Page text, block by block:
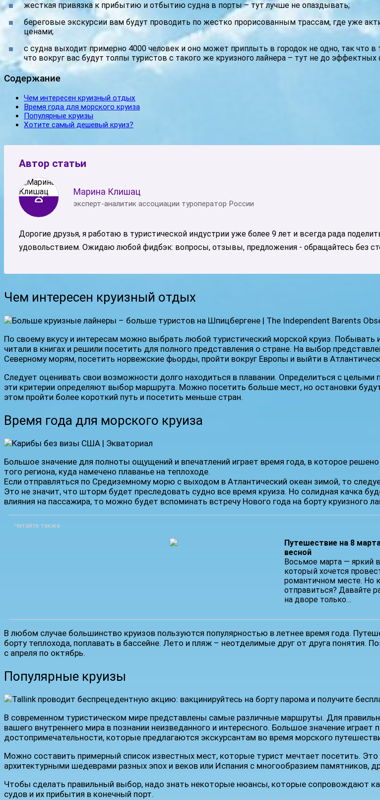
жесткая привязка к прибытию и отбытию судна в порты – тут лучше не опаздывать;
береговые экскурсии вам будут проводить по жестко прорисованным трассам, где уже
ценами;
с судна выходит примерно 4000 человек и оно может приплыть в городок не одно, так что
что вокруг вас будут толпы туристов с такого же круизного лайнера – тут не до эффектных
Содержание
Чем интересен круизный отдых
Время года для морского круиза
Популярные круизы
Хотите самый дешевый круиз?
Автор статьи
Марина Клишац
эксперт-аналитик ассоциации туроператор России
Дорогие друзья, я работаю в туристической индустрии уже более 9 лет и всегда рада
удовольствием. Ожидаю любой фидбэк: вопросы, отзывы, предложения - обращайтесь без
Чем интересен круизный отдых
По своему вкусу и интересам можно выбрать любой туристический морской круиз.
читали в книгах и решили посетить для полного представления о стране. На выбор
Северному морям, посетить норвежские фьорды, пройти вокруг Европы и выйти в
Следует оценивать свои возможности долго находиться в плавании. Определиться с
эти критерии определяют выбор маршрута. Можно посетить больше мест, но остановки
этом пройти более короткий путь и посетить меньше стран.
Время года для морского круиза
Большое значение для полноты ощущений и впечатлений играет время года, в которое
того региона, куда намечено плаванье на теплоходе.
Если отправляться по Средиземному морю с выходом в Атлантический океан зимой, то
Это не значит, что шторм будет преследовать судно все время круиза. Но солидная качка
влияния на пассажира, то можно будет вспоминать встречу Нового года на борту круизного
Читайте также
Путешествие на 8
весной
Восьмое марта — яркий
который хочется
романтичном месте. Но
отправиться? Давайте
на дворе только…
В любом случае большинство круизов пользуются популярностью в летнее время года.
борту теплохода, поплавать в бассейне. Лето и пляж – неотделимые друг от друга понятия.
с апреля по октябрь.
Популярные круизы
В современном туристическом мире представлены самые различные маршруты. Для
вашего внутреннего мира в познании неизведанного и интересного. Большое значение
достопримечательности, которые предлагаются экскурсантам во время морского
Можно составить примерный список известных мест, которые турист мечтает посетить.
архитектурными шедеврами разных эпох и веков или Испания с многообразием памятников,
Чтобы сделать правильный выбор, надо знать некоторые нюансы, которые сопровождают
судов и их прибытия в конечный порт.